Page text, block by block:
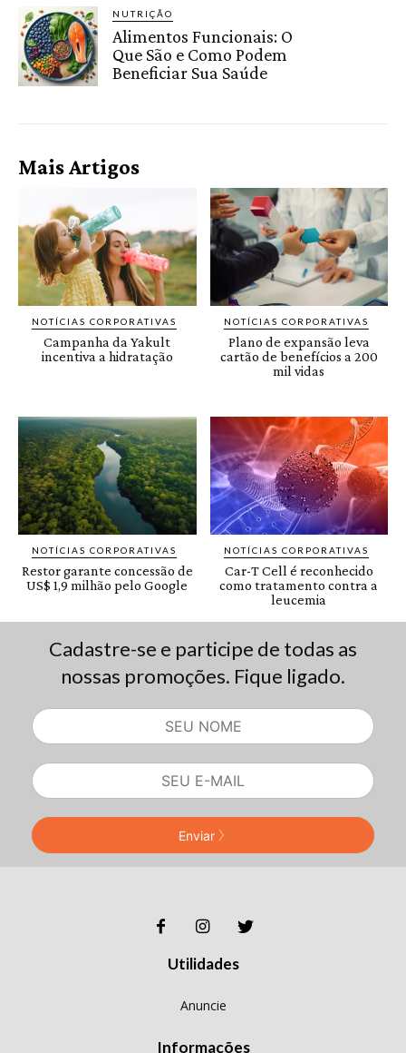
Cadastre-se e participe de todas as
nossas promoções. Fique ligado.
Enviar
Utilidades
Anuncie
Informações